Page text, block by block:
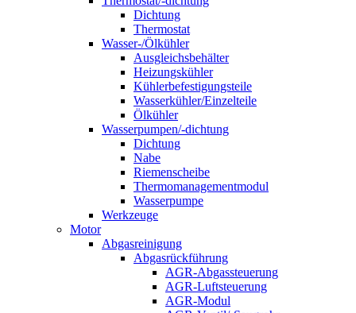
Dichtung
Thermostat
Wasser-/Ölkühler
Ausgleichsbehälter
Heizungskühler
Kühlerbefestigungsteile
Wasserkühler/Einzelteile
Ölkühler
Wasserpumpen/-dichtung
Dichtung
Nabe
Riemenscheibe
Thermomanagementmodul
Wasserpumpe
Werkzeuge
Motor
Abgasreinigung
Abgasrückführung
AGR-Abgassteuerung
AGR-Luftsteuerung
AGR-Modul